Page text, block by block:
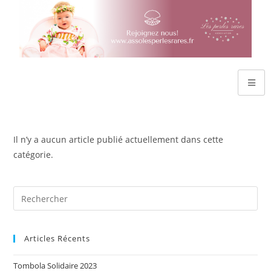
Il n’y a aucun article publié actuellement dans cette
catégorie.
Articles Récents
Tombola Solidaire 2023